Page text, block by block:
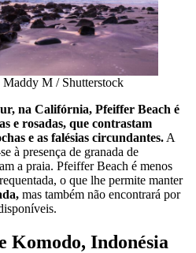
M / Shutterstock
na Califórnia, Pfeiffer Beach é
e rosadas, que contrastam
e as falésias circundantes. A
à presença de granada de
a praia. Pfeiffer Beach é menos
o que lhe permite manter
mas também não encontrará por
Komodo, Indonésia